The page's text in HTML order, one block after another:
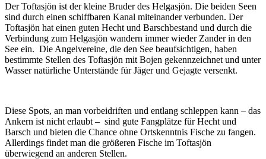
Der Toftasjön ist der kleine Bruder des Helgasjön. Die beiden Seen
sind durch einen schiffbaren Kanal miteinander verbunden. Der
Toftasjön hat einen guten Hecht und Barschbestand und durch die
Verbindung zum Helgasjön wandern immer wieder Zander in den
See ein. Die Angelvereine, die den See beaufsichtigen, haben
bestimmte Stellen des Toftasjön mit Bojen gekennzeichnet und unter
Wasser natürliche Unterstände für Jäger und Gejagte versenkt.
Diese Spots, an man vorbeidriften und entlang schleppen kann – das
Ankern ist nicht erlaubt – sind gute Fangplätze für Hecht und
Barsch und bieten die Chance ohne Ortskenntnis Fische zu fangen.
Allerdings findet man die größeren Fische im Toftasjön
überwiegend an anderen Stellen.